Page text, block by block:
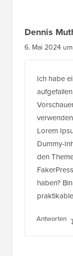
Dennis
6. Mai 2024
Ich habe
Lorem
Dummy-
den
haben?
Antworten